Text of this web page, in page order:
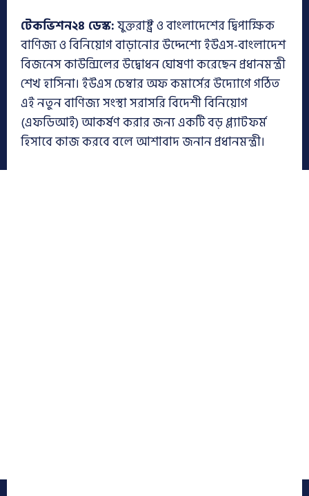
টেকভিশন২৪ ডেস্ক:যুক্তরাষ্ট্র ও বাংলাদেশের দ্বিপাক্ষিক
বাণিজ্য ও বিনিয়োগ বাড়ানোর উদ্দেশ্যে ইউএস-বাংলাদেশ
বিজনেস কাউন্সিলের উদ্বোধন ঘোষণা করেছেন প্রধানমন্ত্রী
শেখ হাসিনা। ইউএস চেম্বার অফ কমার্সের উদ্যোগে গঠিত
এই নতুন বাণিজ্য সংস্থা সরাসরি বিদেশী বিনিয়োগ
(এফডিআই) আকর্ষণ করার জন্য একটি বড় প্ল্যাটফর্ম
হিসাবে কাজ করবে বলে আশাবাদ জনান প্রধানমন্ত্রী।